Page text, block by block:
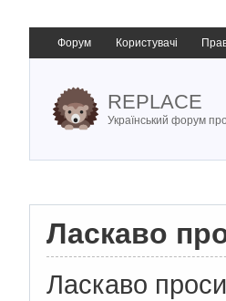
Форум Користувачі
REPLACE
Український форум
Ласкаво
Ласкаво